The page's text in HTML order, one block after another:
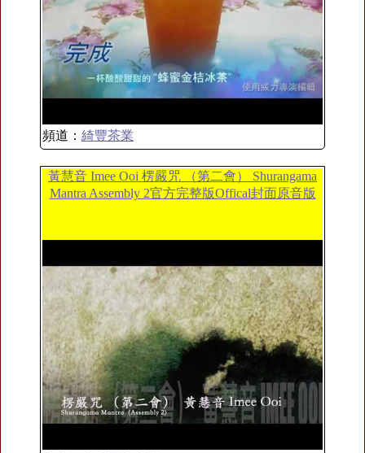
頻道： 綺豐茶業
黃慧音 Imee Ooi 楞嚴咒 （第二會） Shurangama
Mantra Assembly 2官方完整版Offical封面原音版